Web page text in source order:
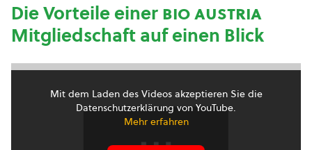
Die Vorteile einerbio austria
Mitgliedschaft auf einen Blick
Mit dem Laden des Videos akzeptieren Sie die
Datenschutzerklärung von YouTube.
Mehr erfahren